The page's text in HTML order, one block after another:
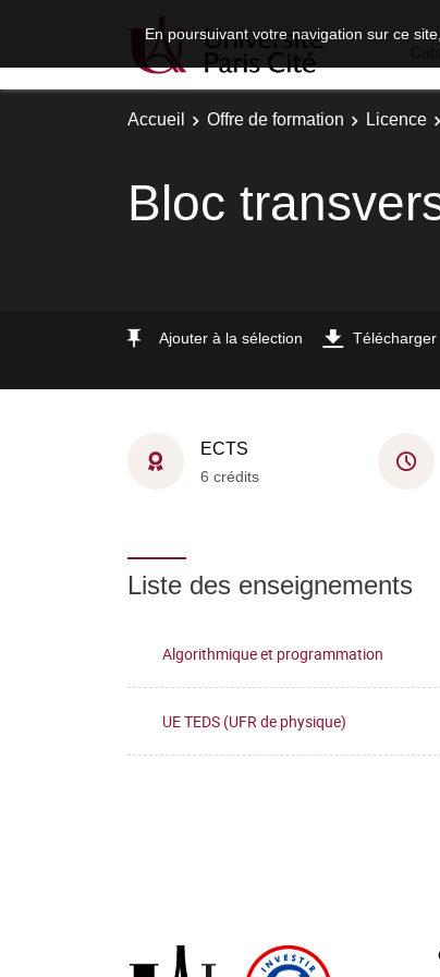
En poursuivant votre navigation sur ce
Accueil Offre de formation Licence
Bloc
Ajouter à la sélection Télécharger
ECTS
6 crédits
Liste des enseignements
Algorithmique et programmation
UE TEDS (UFR de physique)